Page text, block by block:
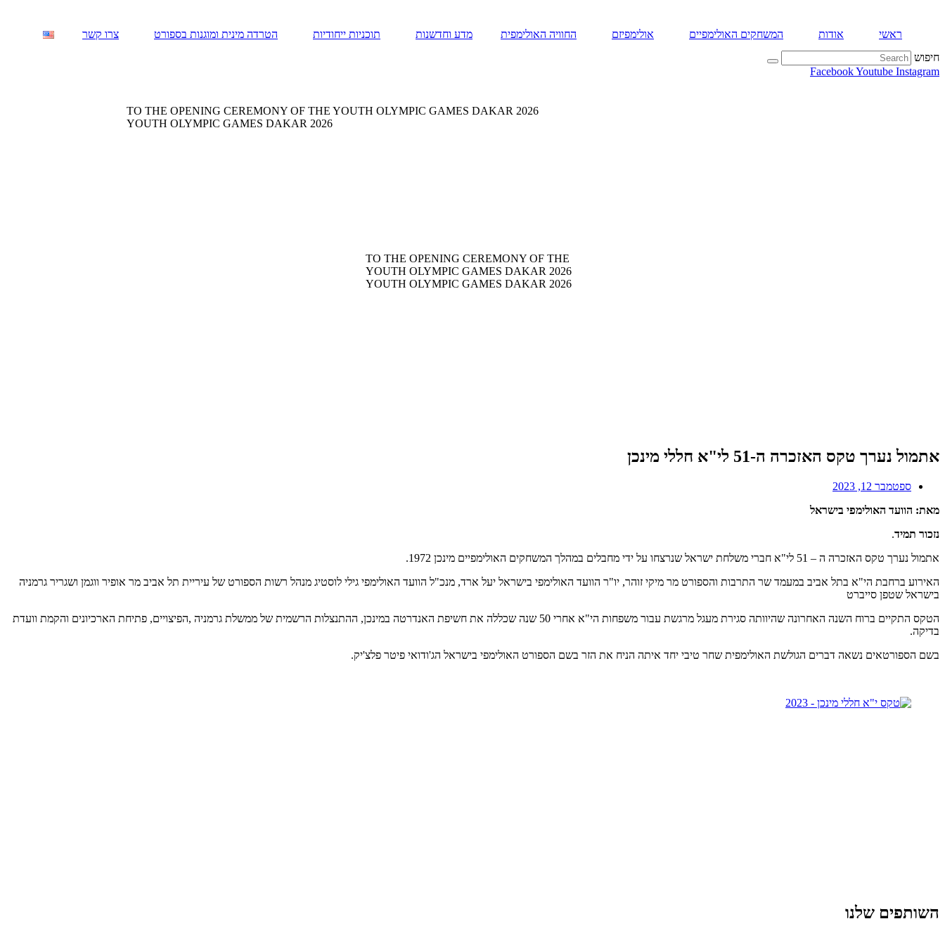
ראשי אודות המשחקים האולימפיים אולימפיזם החוויה האולימפית מדע וחדשנות תוכניות ייחודיות הטרדה מינית ומוגנות בספורט
צרו קשר
חיפוש
FacebookYoutube Instagram
אתמול נערך טקס האזכרה ה-51 לי"א חללי מינכן
ספטמבר 12, 2023
מאת: הוועד האולימפי בישראל
נזכור תמיד.
אתמול נערך טקס האזכרה ה – 51 לי"א חברי משלחת ישראל שנרצחו על ידי מחבלים במהלך המשחקים האולימפיים מינכן 1972.
האירוע ברחבת הי"א בתל אביב במעמד שר התרבות והספורט מר מיקי זוהר, יו"ר הוועד האולימפי בישראל יעל ארד, מנכ"ל הוועד האולימפי גילי לוסטיג מנהל רשות הספורט של עיריית תל אביב מר אופיר ווגמן ושגריר גרמניה
בישראל שטפן סייברט
הטקס התקיים ברוח השנה האחרונה שהיוותה סגירת מעגל מרגשת עבור משפחות הי"א אחרי 50 שנה שכללה את חשיפת האנדרטה במינכן, ההתנצלות הרשמית של ממשלת גרמניה
,הפיצויים, פתיחת הארכיונים והקמת וועדת
בדיקה.
בשם הספורטאים נשאה דברים הגולשת האולימפית שחר טיבי יחד איתה הניח את הזר בשם הספורט האולימפי בישראל הג'ודואי פיטר פלצ'יק.
השותפים שלנו